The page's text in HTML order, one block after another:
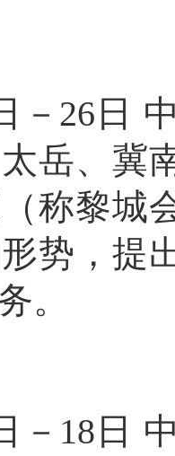
26日 中
岳、冀
称黎城
势，提
。
18日 中